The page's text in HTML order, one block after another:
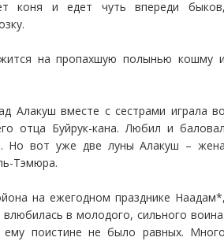
коня и едет чуть впереди
на пропахшую полынью кошму
Алакуш вместе с сестрами играла
отца Буйрук-кана. Любил и
Но вот уже две луны Алакуш –
Тэмюра.
на ежегодном празднике
в молодого, сильного
ему поистине не было равных.